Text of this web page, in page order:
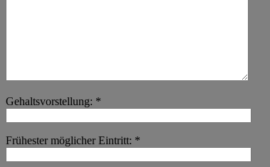
Gehaltsvorstellung: *
Frühester möglicher Eintritt: *